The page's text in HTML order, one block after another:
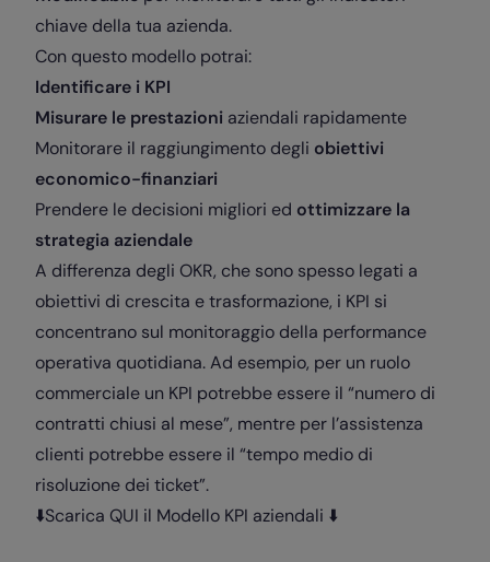
chiave della tua azienda.
Con questo modello potrai:
Identificare i KPI
Misurare le prestazioni aziendali rapidamente
Monitorare il raggiungimento degli obiettivi
economico-finanziari
Prendere le decisioni migliori ed ottimizzare la
strategia aziendale
A differenza degli OKR, che sono spesso legati a
obiettivi di crescita e trasformazione, i KPI si
concentrano sul monitoraggio della performance
operativa quotidiana. Ad esempio, per un ruolo
commerciale un KPI potrebbe essere il “numero di
contratti chiusi al mese”, mentre per l’assistenza
clienti potrebbe essere il “tempo medio di
risoluzione dei ticket”.
⬇️Scarica QUI il Modello KPI aziendali ⬇️